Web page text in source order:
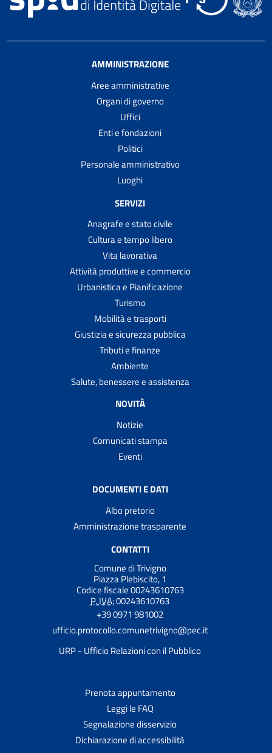
AMMINISTRAZIONE
Aree amministrative
Organi di governo
Uffici
Enti e fondazioni
Politici
Personale amministrativo
Luoghi
SERVIZI
Anagrafe e stato civile
Cultura e tempo libero
Vita lavorativa
Attività produttive e commercio
Urbanistica e Pianificazione
Turismo
Mobilità e trasporti
Giustizia e sicurezza pubblica
Tributi e finanze
Ambiente
Salute, benessere e assistenza
NOVITÀ
Notizie
Comunicati stampa
Eventi
DOCUMENTI E DATI
Albo pretorio
Amministrazione trasparente
CONTATTI
Comune di Trivigno
Piazza Plebiscito, 1
Codice fiscale 00243610763
P. IVA:00243610763
+39 0971 981002
ufficio.protocollo.comunetrivigno@pec.it
URP - Ufficio Relazioni con il Pubblico
Prenota appuntamento
Leggi le FAQ
Segnalazione disservizio
Dichiarazione di accessibilità